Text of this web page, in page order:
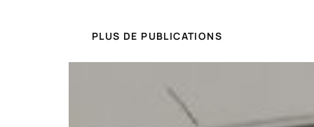
PLUS DE PUBLICATIONS